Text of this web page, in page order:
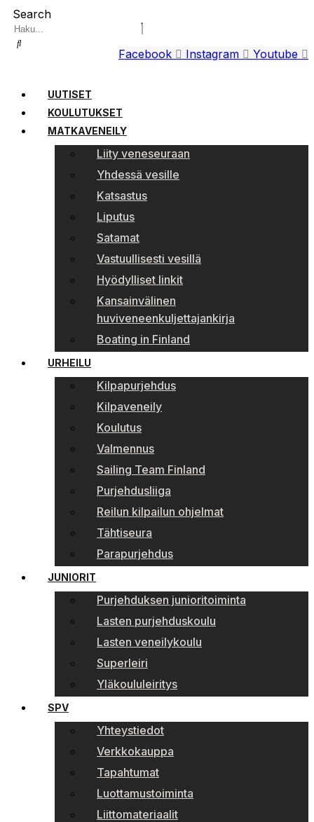
Search
Facebook Instagram Youtube
UUTISET
KOULUTUKSET
MATKAVENEILY
Liity veneseuraan
Yhdessä vesille
Katsastus
Liputus
Satamat
Vastuullisesti vesillä
Hyödylliset linkit
Kansainvälinen
huviveneenkuljettajankirja
Boating in Finland
URHEILU
Kilpapurjehdus
Kilpaveneily
Koulutus
Valmennus
Sailing Team Finland
Purjehdusliiga
Reilun kilpailun ohjelmat
Tähtiseura
Parapurjehdus
JUNIORIT
Purjehduksen junioritoiminta
Lasten purjehduskoulu
Lasten veneilykoulu
Superleiri
Yläkoululeiritys
SPV
Yhteystiedot
Verkkokauppa
Tapahtumat
Luottamustoiminta
Liittomateriaalit